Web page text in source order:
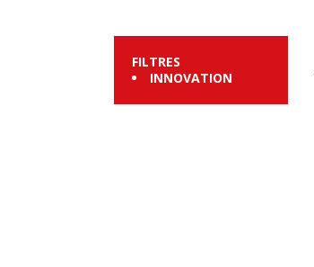
FILTRES
INNOVATION